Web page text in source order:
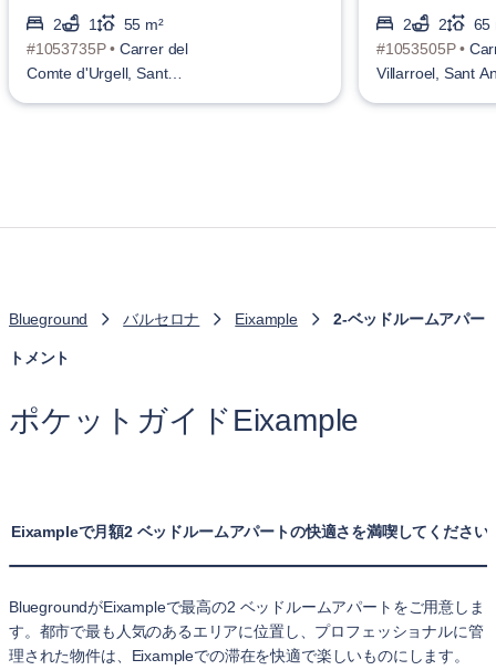
2 1
55 m²
#1053735P • Carrer del
Comte d'Urgell, Sant
2 2
65
#1053505P •
Villarroel, Sant
Blueground バルセロナ Eixample 2-ベッドルームアパー
トメント
ポケットガイドEixample
Eixampleで月額2 ベッドルームアパートの快適さを満喫してください
BluegroundがEixampleで最高の2 ベッドルームアパートをご用意しま
す。都市で最も人気のあるエリアに位置し、プロフェッショナルに管
理された物件は、Eixampleでの滞在を快適で楽しいものにします。